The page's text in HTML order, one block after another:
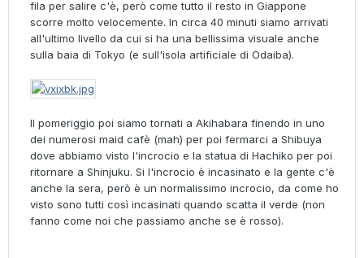
fila per salire c'è, però come tutto il resto in Giappone
scorre molto velocemente. In circa 40 minuti siamo arrivati
all'ultimo livello da cui si ha una bellissima visuale anche
sulla baia di Tokyo (e sull'isola artificiale di Odaiba).
Il pomeriggio poi siamo tornati a Akihabara finendo in uno
dei numerosi maid cafè (mah) per poi fermarci a Shibuya
dove abbiamo visto l'incrocio e la statua di Hachiko per poi
ritornare a Shinjuku. Si l'incrocio è incasinato e la gente c'è
anche la sera, però è un normalissimo incrocio, da come ho
visto sono tutti così incasinati quando scatta il verde (non
fanno come noi che passiamo anche se è rosso).